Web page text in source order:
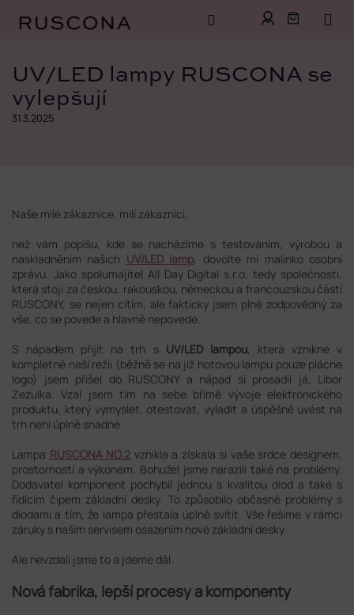
obsahUV/LED lampy RUSCONA se
vylepšují
31.3.2025
Naše milé zákaznice, milí zákazníci,
než vám popíšu, kde se nacházíme s testováním, výrobou a
naskladněním našich UV/LED lamp, dovolte mi malinko osobní
zprávu. Jako spolumajitel All Day Digital s.r.o, tedy společnosti,
která stojí za českou, rakouskou, německou a francouzskou částí
RUSCONY, se nejen cítím, ale fakticky jsem plně zodpovědný za
vše, co se povede a hlavně nepovede.
S nápadem přijít na trh s UV/LED lampou, která vznikne v
kompletně naší režii (běžně se na již hotovou lampu pouze plácne
logo) jsem přišel do RUSCONY a nápad si prosadil já, Libor
Zezulka. Vzal jsem tím na sebe břímě vývoje elektronického
produktu, který vymyslet, otestovat, vyladit a úspěšně uvést na
trh není úplně snadné.
Lampa RUSCONA NO.2 vznikla a získala si vaše srdce designem,
prostorností a výkonem. Bohužel jsme narazili také na problémy.
Dodavatel komponent pochybil jednou s kvalitou diod a také s
řídícím čipem základní desky. To způsobilo občasné problémy s
diodami a tím, že lampa přestala úplně svítit. Vše řešíme v rámci
záruky s naším servisem osazením nové základní desky.
Ale nevzdali jsme to a jdeme dál.
Nová fabrika, lepší procesy a komponenty